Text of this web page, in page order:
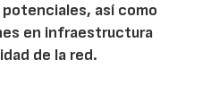
así como
en infraestructura
de la red.